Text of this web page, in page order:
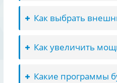
Как выбрать
Как увеличить
Какие программы